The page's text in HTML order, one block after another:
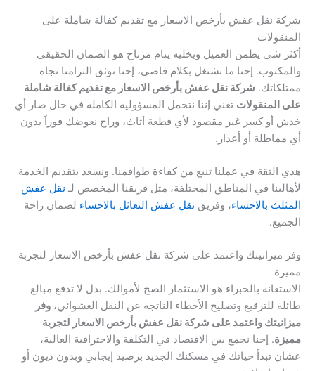
شركة نقل عفش بأرخص الاسعار مع تقديم كفالة شاملة على
المنقولات
أكثر شي يطمن العميل ويخليه ينام مرتاح هو الضمان الحقيقي
والمكتوب. إحنا ما نشتغل بكلام فاضي، إحنا نوثق التزامنا تجاه
ممتلكاتك. شركة نقل عفش بأرخص الاسعار مع تقديم كفالة شاملة
على المنقولات تعني إننا نتحمل المسؤولية الكاملة في حال صار أي
خدش أو كسر غير مقصود لأي قطعة أثاث، وراح نعوضك فوراً بدون
أي مماطلة أو أعذار.
هذي الثقة في عملنا تنبع من كفاءة طواقمنا. ونسعد بتقديم الخدمة
لأهالينا في المناطق المختلفة، مثل فريقنا المخصص لـ نقل عفش
المثلث بالاحساء، وفريق نقل عفش النعاثل بالاحساء لضمان راحة
الجميع.
وفر ميزانيتك واعتمد على شركة نقل عفش بأرخص الاسعار لتجربة
مميزة
الاستعانة بالخبراء هو الاستثمار الصح لأموالك. بدل لا تدفع مبالغ
طائلة للترقيع وتصليح الأخطاء الناتجة عن النقل العشوائي، وفر
ميزانيتك واعتمد على شركة نقل عفش بأرخص الاسعار لتجربة
مميزة. إحنا نجمع بين الاقتصاد في التكلفة والاحترافية العالية،
عشان تبدأ حياتك في مسكنك الجديد برصيد إيجابي وبدون ديون أو